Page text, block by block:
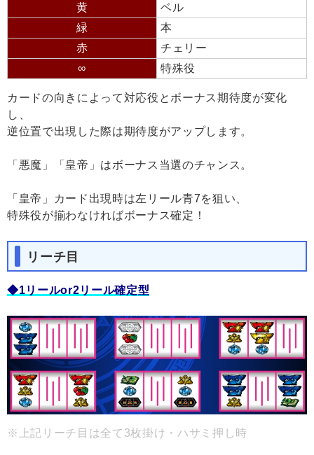
黄
ベル
緑
本
赤
チェリー
∞
特殊役
カードの向きによって対応役とボーナス期待度が変化
し、
逆位置で出現した際は期待度がアップします。
「悪魔」「皇帝」はボーナス当選のチャンス。
「皇帝」カード出現時は左リール青7を狙い、
特殊役が揃わなければボーナス確定！
リーチ目
◆1リールor2リール確定型
※上記リーチ目は全て3枚掛け・ハサミ押し時